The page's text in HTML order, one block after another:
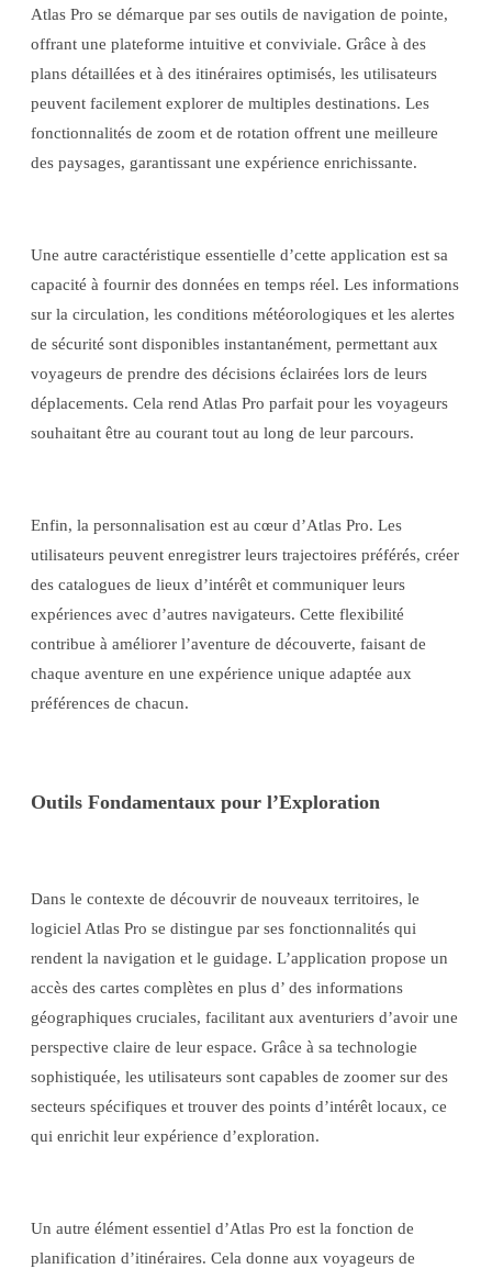
Atlas Pro se démarque par ses outils de navigation de pointe,
offrant une plateforme intuitive et conviviale. Grâce à des
plans détaillées et à des itinéraires optimisés, les utilisateurs
peuvent facilement explorer de multiples destinations. Les
fonctionnalités de zoom et de rotation offrent une meilleure
des paysages, garantissant une expérience enrichissante.
Une autre caractéristique essentielle d’cette application est sa
capacité à fournir des données en temps réel. Les informations
sur la circulation, les conditions météorologiques et les alertes
de sécurité sont disponibles instantanément, permettant aux
voyageurs de prendre des décisions éclairées lors de leurs
déplacements. Cela rend Atlas Pro parfait pour les voyageurs
souhaitant être au courant tout au long de leur parcours.
Enfin, la personnalisation est au cœur d’Atlas Pro. Les
utilisateurs peuvent enregistrer leurs trajectoires préférés, créer
des catalogues de lieux d’intérêt et communiquer leurs
expériences avec d’autres navigateurs. Cette flexibilité
contribue à améliorer l’aventure de découverte, faisant de
chaque aventure en une expérience unique adaptée aux
préférences de chacun.
Outils Fondamentaux pour l’Exploration
Dans le contexte de découvrir de nouveaux territoires, le
logiciel Atlas Pro se distingue par ses fonctionnalités qui
rendent la navigation et le guidage. L’application propose un
accès des cartes complètes en plus d’ des informations
géographiques cruciales, facilitant aux aventuriers d’avoir une
perspective claire de leur espace. Grâce à sa technologie
sophistiquée, les utilisateurs sont capables de zoomer sur des
secteurs spécifiques et trouver des points d’intérêt locaux, ce
qui enrichit leur expérience d’exploration.
Un autre élément essentiel d’Atlas Pro est la fonction de
planification d’itinéraires. Cela donne aux voyageurs de